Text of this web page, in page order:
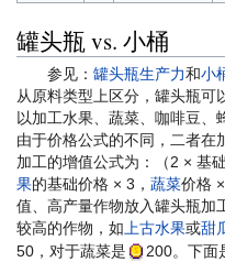
罐头瓶 vs. 小桶
参见： 罐头瓶生产力和小
从原料类型上区分，罐头瓶可
以加工水果、蔬菜、咖啡豆、
由于价格公式的不同，二者在
加工的增值公式为：（2 × 基础
果的基础价格 × 3， 蔬菜价格
值、高产量作物放入罐头瓶加
较高的作物，如上古水果或甜
50 ，对于蔬菜是 200。下面